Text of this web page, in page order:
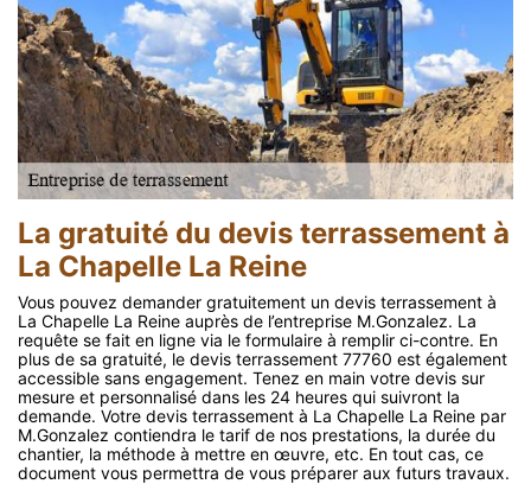
La gratuité du devis terrassement à
La Chapelle La Reine
Vous pouvez demander gratuitement un devis terrassement à
La Chapelle La Reine auprès de l’entreprise M.Gonzalez. La
requête se fait en ligne via le formulaire à remplir ci-contre. En
plus de sa gratuité, le devis terrassement 77760 est également
accessible sans engagement. Tenez en main votre devis sur
mesure et personnalisé dans les 24 heures qui suivront la
demande. Votre devis terrassement à La Chapelle La Reine par
M.Gonzalez contiendra le tarif de nos prestations, la durée du
chantier, la méthode à mettre en œuvre, etc. En tout cas, ce
document vous permettra de vous préparer aux futurs travaux.